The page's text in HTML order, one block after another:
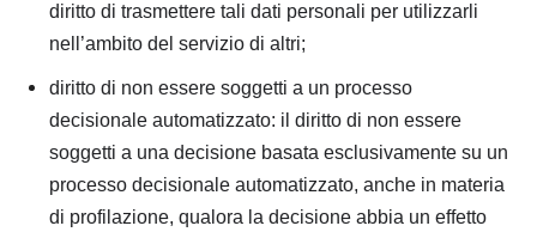
diritto di trasmettere tali dati personali per utilizzarli
nell’ambito del servizio di altri;
diritto di non essere soggetti a un processo
decisionale automatizzato: il diritto di non essere
soggetti a una decisione basata esclusivamente su un
processo decisionale automatizzato, anche in materia
di profilazione, qualora la decisione abbia un effetto